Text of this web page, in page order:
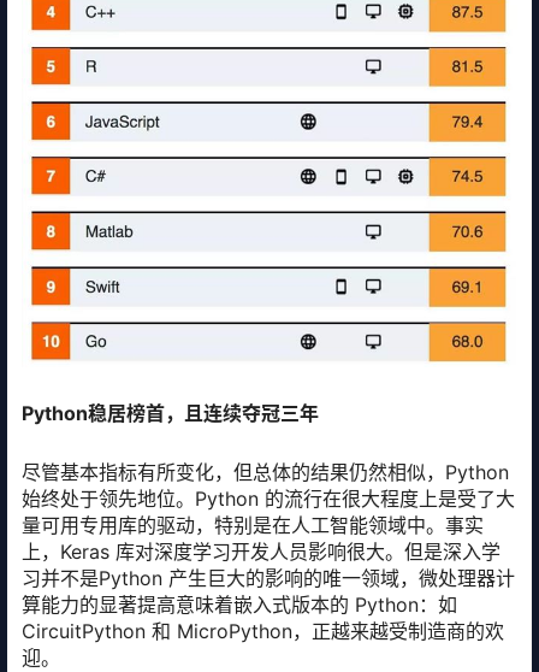
Python稳居榜首，且连续夺冠三年
尽管基本指标有所变化，但总体的结果仍然相似，Python
始终处于领先地位。Python 的流行在很大程度上是受了大
量可用专用库的驱动，特别是在人工智能领域中。事实
上，Keras 库对深度学习开发人员影响很大。但是深入学
习并不是Python 产生巨大的影响的唯一领域，微处理器计
算能力的显著提高意味着嵌入式版本的 Python：如
CircuitPython 和 MicroPython，正越来越受制造商的欢
迎。